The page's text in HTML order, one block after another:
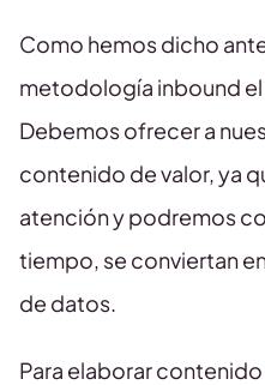
Como hemos dicho
metodología inbound el
Debemos ofrecer a
contenido de valor, ya
atención y podremos
tiempo, se conviertan
de datos.
Para elaborar